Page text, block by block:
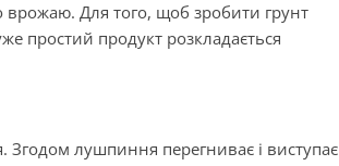
врожаю. Для того, щоб зробити грунт
простий продукт розкладається
лушпиння перегниває і виступає